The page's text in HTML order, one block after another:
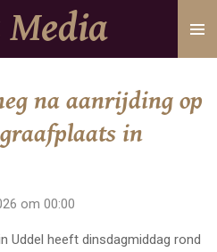
na aanrijding op
in
om 00:00
Uddel heeft dinsdagmiddag rond